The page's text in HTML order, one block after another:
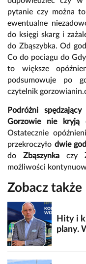
pytanie czy można
ewentualne
do księgi skarg i
do Zbąszybka. Od
Co do pociagu do
to większe
podsumowuje po
czytelnik
Podróżni
Gorzowie nie kryją
Ostatecznie
przekroczyło dwie
doZbąszynka czy
możliwości
Zobacz także
Hity i
plany.